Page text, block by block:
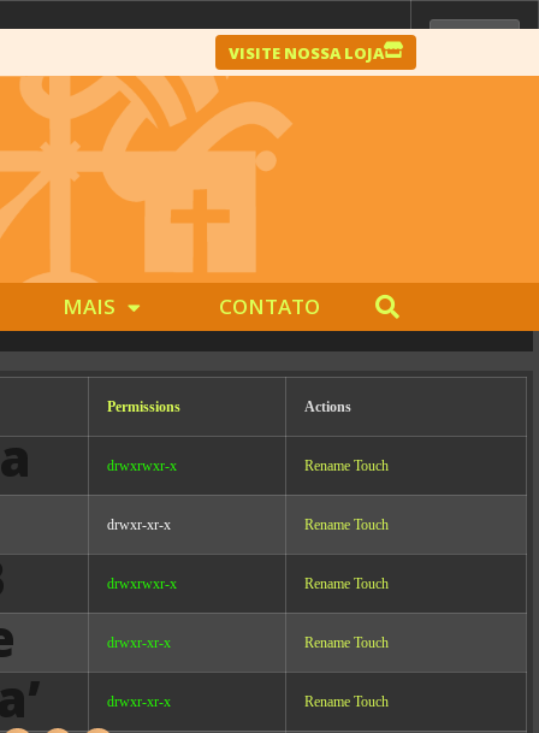
Permissions Actions
drwxrwxr-x Rename Touch
drwxr-xr-x Rename Touch
drwxrwxr-x Rename Touch
drwxr-xr-x Rename Touch
drwxr-xr-x Rename Touch
VISITE NOSSA LOJA
MAIS CONTATO